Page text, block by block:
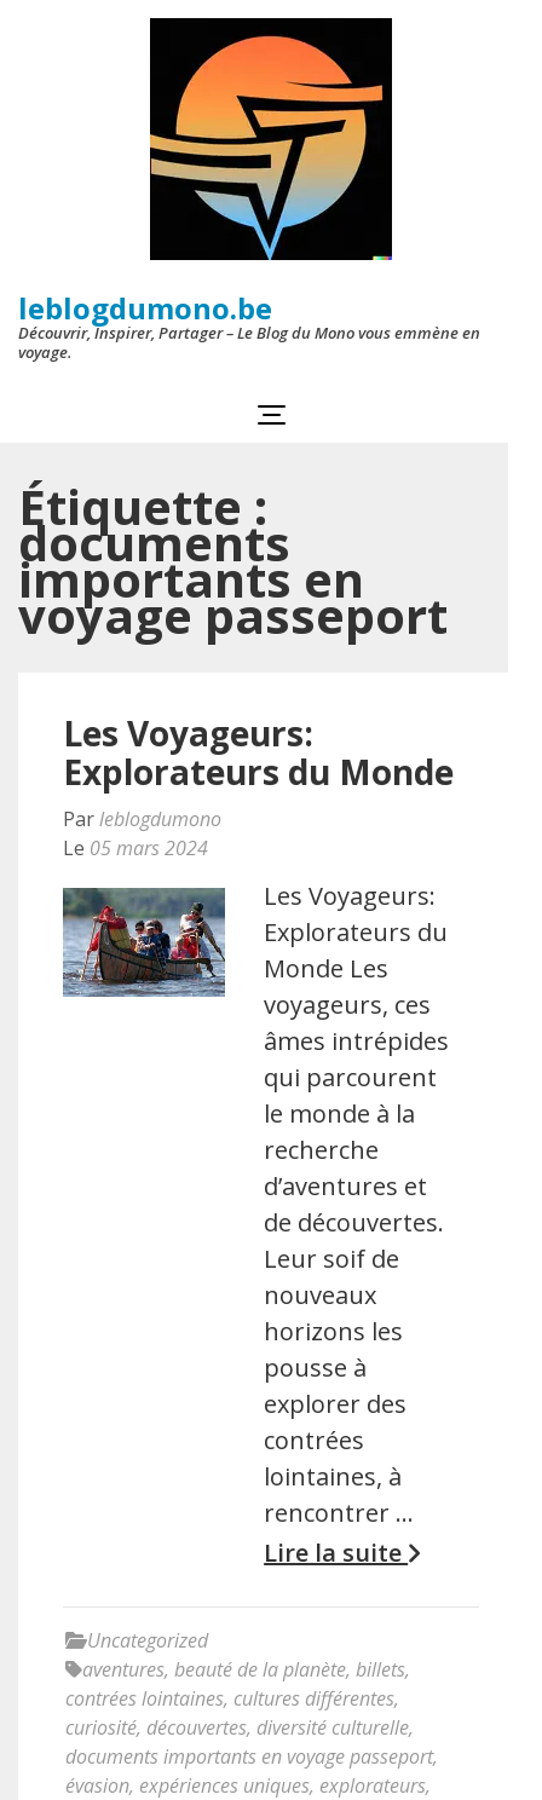
leblogdumono.be
Découvrir, Inspirer, Partager – Le Blog du Mono vous emmène en
voyage.
Étiquette :
documents
importants en
voyage passeport
Les Voyageurs:
Explorateurs du Monde
Parleblogdumono
Le 05 mars 2024
Les Voyageurs:
Explorateurs du
Monde Les
voyageurs, ces
âmes intrépides
qui parcourent
le monde à la
recherche
d’aventures et
de découvertes.
Leur soif de
nouveaux
horizons les
pousse à
explorer des
contrées
lointaines, à
rencontrer …
Lire la suite
Uncategorized
aventures, beauté de la planète, billets,
contrées lointaines, cultures différentes,
curiosité, découvertes, diversité culturelle,
documents importants en voyage passeport,
évasion, expériences uniques, explorateurs,